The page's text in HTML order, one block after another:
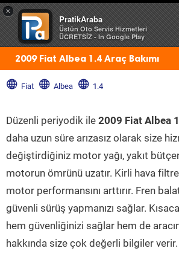
×
PratikAraba
Üstün Oto Servis Hizmetleri
ÜCRETSİZ - In Google Play
2009 Fiat Albea 1.4 Araç Bakımı
Fiat Albea 1.4
Düzenli periyodik ile 2009 Fiat Albea
daha uzun süre arızasız olarak size
değiştirdiğiniz motor yağı, yakıt
motorun ömrünü uzatır. Kirli hava
motor performansını arttırır. Fren
güvenli sürüş yapmanızı sağlar.
hem güvenliğinizi sağlar hem de
hakkında size çok değerli bilgiler verir.